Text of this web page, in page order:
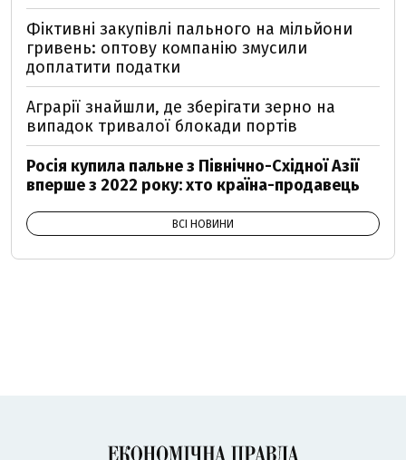
Фіктивні закупівлі пального на мільйони
гривень: оптову компанію змусили
доплатити податки
Аграрії знайшли, де зберігати зерно на
випадок тривалої блокади портів
Росія купила пальне з Північно-Східної Азії
вперше з 2022 року: хто країна-продавець
ВСІ НОВИНИ